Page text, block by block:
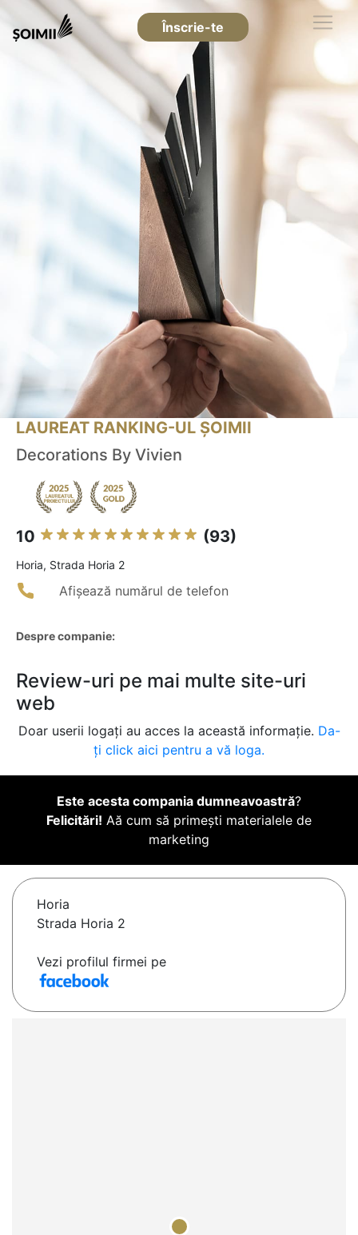
Înscrie-te
LAUREAT RANKING-UL ȘOIMII
Decorations By Vivien
10 (93)
Horia, Strada Horia 2
Afișează numărul de telefon
Despre companie:
Review-uri pe mai multe site-uri
web
Doar userii logați au acces la această informație. Da-
ți click aici pentru a vă loga.
Este acesta compania dumneavoastră?
Felicitări! Aă cum să primești materialele de
marketing
Horia
Strada Horia 2
Vezi profilul firmei pe